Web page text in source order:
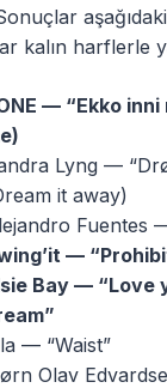
kalın harflerle
— “Ekko inni
Lyng —
it away)
Fuentes
—
Bay — “Love
— “Waist”
Olav